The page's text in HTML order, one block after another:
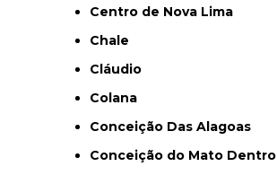
Centro de Nova Lima
Chale
Cláudio
Colana
Conceição Das Alagoas
Conceição do Mato Dentro